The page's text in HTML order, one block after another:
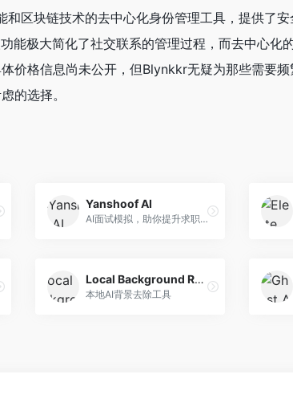
区块链技术的去中心化身份管理工具，提供了
能极大简化了社交联系的管理过程，而去中心化
价格信息尚未公开，但Blynkkr无疑为那些需要
的选择。
Yanshoof AI
AI面试模拟，助你提升求职技巧
Local Background Remover
本地AI背景去除工具